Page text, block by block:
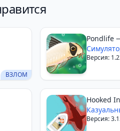
ВЗЛОМ
Pondlife
More!
Версия:
Hooked
олигарх
Версия: